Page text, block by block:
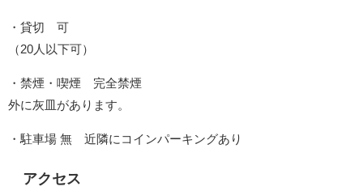
・貸切 可
（20人以下可）
・禁煙・喫煙 完全禁煙
外に灰皿があります。
・駐車場 無 近隣にコインパーキングあり
アクセス